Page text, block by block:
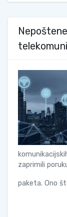
zaprimili
paketa. Ono